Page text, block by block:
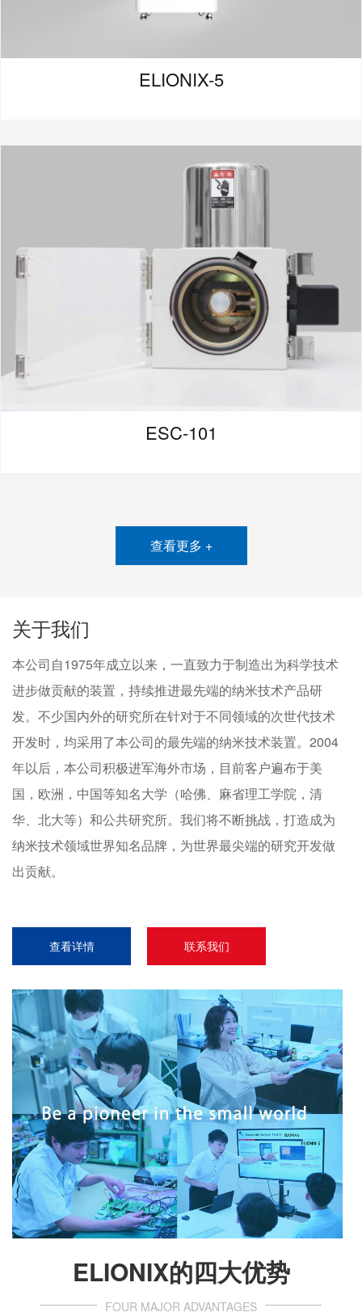
ELIONIX-5
ESC-101
查看更多 +
关于我们
本公司自1975年成立以来，一直致力于制造出为科学技术
进步做贡献的装置，持续推进最先端的纳米技术产品研
发。不少国内外的研究所在针对于不同领域的次世代技术
开发时，均采用了本公司的最先端的纳米技术装置。2004
年以后，本公司积极进军海外市场，目前客户遍布于美
国，欧洲，中国等知名大学（哈佛、麻省理工学院，清
华、北大等）和公共研究所。我们将不断挑战，打造成为
纳米技术领域世界知名品牌，为世界最尖端的研究开发做
出贡献。
查看详情 联系我们
ELIONIX的四大优势
FOUR MAJOR ADVANTAGES